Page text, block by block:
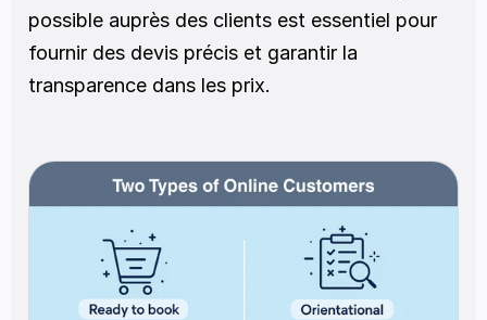
possible auprès des clients est essentiel pour
fournir des devis précis et garantir la
transparence dans les prix.